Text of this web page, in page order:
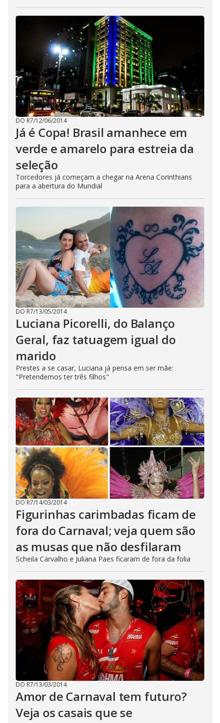
DO R7/12/06/2014
Já é Copa! Brasil amanhece em
verde e amarelo para estreia da
seleção
Torcedores já começam a chegar na Arena Corinthians
para a abertura do Mundial
DO R7/13/05/2014
Luciana Picorelli, do Balanço
Geral, faz tatuagem igual do
marido
Prestes a se casar, Luciana já pensa em ser mãe:
"Pretendemos ter três filhos"
DO R7/14/03/2014
Figurinhas carimbadas ficam de
fora do Carnaval; veja quem são
as musas que não desfilaram
Scheila Carvalho e Juliana Paes ficaram de fora da folia
DO R7/13/03/2014
Amor de Carnaval tem futuro?
Veja os casais que se